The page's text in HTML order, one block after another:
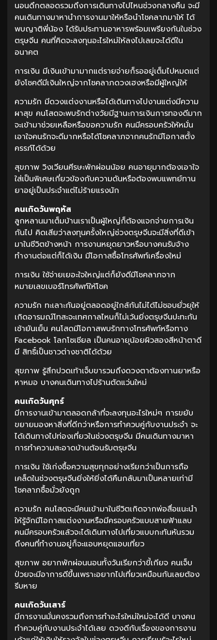
นอนดึกตลอดรวมถึงการเดินทางไปไหนช่วงกลางคืน จะมี
คนเดินทางมาหานำการงานมาให้หรือนำโชคลาภมาให้ ได้
พบญาติพี่น้อง ได้รับประทานอาหารพร้อมเพรียงกันในช่วง
ตรุษจีน คนที่คิดจะลงทุนอะไรใหม่ให้ลงไปเลยจะได้ดีใน
อนาคต
การเงิน มีเงินเข้ามามากแต่รายจ่ายก็รออยู่เต็มไปหมดแต่
ยังโชคดีมีเงินใหญ่จากโชคลาภดวงเฮงหรือมีผู้ใหญ่ให้
ความรัก มีดวงแต่งงานหรือได้เดินทางไปงานแต่งมีความ
ผาสุข คนโสดจะพบรักต่างวัยมีฐานะการเงินการทองดีมาก
จะเข้ามาช่วยเหลือหรือขอความรัก คนมีครอบครัวให้หมั่น
เอาใจคนรักจะดีมากหรือได้โชคลาภจากคนรักมีโอกาสตั้ง
ครรภ์ได้ด้วย
สุขภาพ วิงเวียนศีรษะพักผ่อนน้อย คนอายุมากต้องเอาใจ
ใส่เป็นพิเศษเกี่ยวข้องกับความดันหรือต้องพบแพทย์ทาน
ยาอยู่เป็นประจำแต่ไม่ร้ายแรงนัก
คนเกิดวันพฤหัส
ลูกหลานมาเต็มบ้านเราเป็นผู้ใหญ่ก็ต้องแจกจ่ายการเงิน
กันไป คิดเสียว่าลงทุนครั้งใหญ่ช่วงตรุษจีนจะมีสิ่งที่ดีเข้า
มาในชีวิตข้างหน้า การงานหยุดยาวหรือบางคนรับจ้าง
ทำงานต่อแต่ก็ได้เงิน มีโอกาสซื้อโทรศัพท์เครื่องใหม่
การเงิน ใช้จ่ายเยอะใจใหญ่แต่ก็ยังดีมีโชคลาภจาก
หมายเลขเบอร์โทรศัพท์ให้โชค
ความรัก ทะเลาะกันอยู่ตลอดอยู่ใกล้กันไม่ได้ไม่ชอบยั่วยุให้
เกิดอารมณ์โทสะจะเทศกาลไหนก็ไม่เว้นยิ่งตรุษจีนปะทะกัน
เช้ายันเย็น คนโสดมีโอกาสพบรักทางโทรศัพท์หรือทาง
Facebook โลกโซเชียล เป็นคนอายุน้อยผิวสองสีหน้าตาดี
มี สิทธิ์เป็นชาวต่างชาติได้ด้วย
สุขภาพ รู้สึกปวดเท้าเจ็บขารวมถึงดวงตาต้องทานยาหรือ
หาหมอ บางคนเดินทางไปร้านตัดแว่นใหม่
คนเกิดวันศุกร์
มีการงานเข้ามาตลอดกล้าที่จะลงทุนอะไรใหม่ๆ การขยับ
ขยายมองหาสิ่งที่ดีกว่าหรือการทำควบคู่กับงานประจำ จะ
ได้เดินทางไปท่องเที่ยวในช่วงตรุษจีน มีคนเดินทางมาหา
การทำความสะอาดบ้านต้อนรับตรุษจีน
การเงิน ใช้เก่งซื้อความสุขทุกอย่างเรียกว่าเป็นการถือ
เคล็ดในช่วงตรุษจีนยิ่งให้ยิ่งได้คืนกลับมาเป็นหลายเท่ามี
โชคลาภซื้อมั่วยังถูก
ความรัก คนโสดจะมีคนเข้ามาในชีวิตเกิดจากพ่อสื่อแนะนำ
ให้รู้จักมีโอกาสแต่งงานหรือมีครอบครัวแบบสายฟ้าแลบ
คนมีครอบครัวแล้วจะได้เดินทางไปเที่ยวแบบกะทันหันรวม
ถึงคนที่ทำงานอยู่ก็จะแอบหยุดแอบเที่ยว
สุขภาพ อยากพักผ่อนนอนทั้งวันเรียกว่าขี้เกียจ คนเจ็บ
ป่วยจะมีอาการดีขึ้นเพราะอยากไปเที่ยวเหมือนกันเลยต้อง
รีบหาย
คนเกิดวันเสาร์
มีการงานมั่นคงรวมถึงการทำอะไรใหม่ใหม่จะได้ดี บางคน
ทำควบคู่กับงานประจำได้เลย ดวงดีกับเรื่องของการงาน